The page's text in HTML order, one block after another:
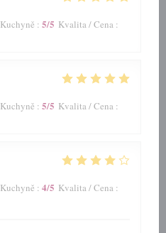
Kuchyně : 5/5 Kvalita / Cena :
Kuchyně : 5/5 Kvalita / Cena :
Kuchyně : 4/5 Kvalita / Cena :